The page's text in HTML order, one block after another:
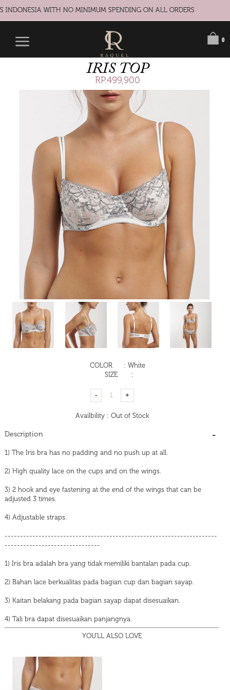
INDONESIA WITH NO MINIMUM SPENDING ON ALL ORDERS
0
IRIS TOP
RP.499,900
COLOR : White
SIZE
:
Availbility : Out of Stock
Description
1) The Iris bra has no padding and no push up at all.
2) High quality lace on the cups and on the wings.
3) 2 hook and eye fastening at the end of the wings that can be
adjusted 3 times.
4) Adjustable straps.
---------------------------------------------------------------------
-------------------------------
1) Iris bra adalah bra yang tidak memiliki bantalan pada cup.
2) Bahan lace berkualitas pada bagian cup dan bagian sayap.
3) Kaitan belakang pada bagian sayap dapat disesuaikan.
4) Tali bra dapat disesuaikan panjangnya.
YOU'LL ALSO LOVE